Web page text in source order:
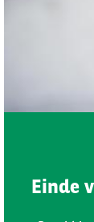
Einde